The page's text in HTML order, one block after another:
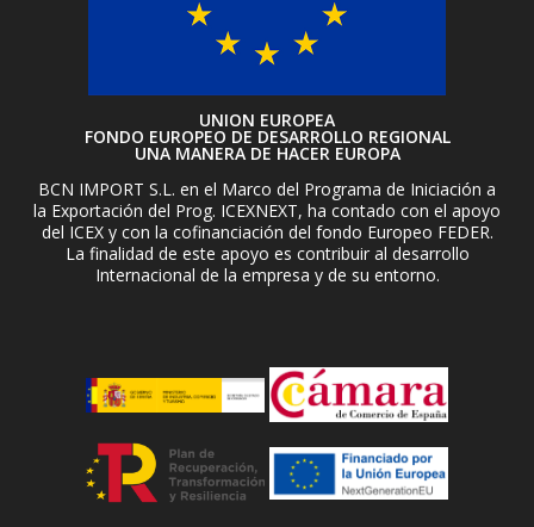
UNION EUROPEA
FONDO EUROPEO DE DESARROLLO REGIONAL
UNA MANERA DE HACER EUROPA
BCN IMPORT S.L. en el Marco del Programa de Iniciación a
la Exportación del Prog. ICEXNEXT, ha contado con el apoyo
del ICEX y con la cofinanciación del fondo Europeo FEDER.
La finalidad de este apoyo es contribuir al desarrollo
Internacional de la empresa y de su entorno.